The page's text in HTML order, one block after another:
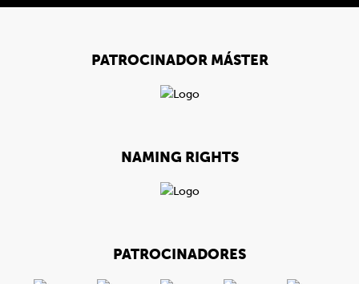
PATROCINADOR MÁSTER
NAMING RIGHTS
PATROCINADORES